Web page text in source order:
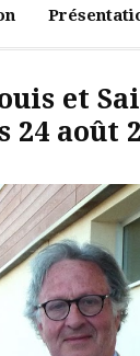
et
24 août